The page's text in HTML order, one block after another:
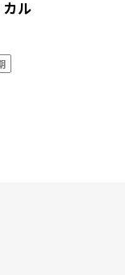
カル